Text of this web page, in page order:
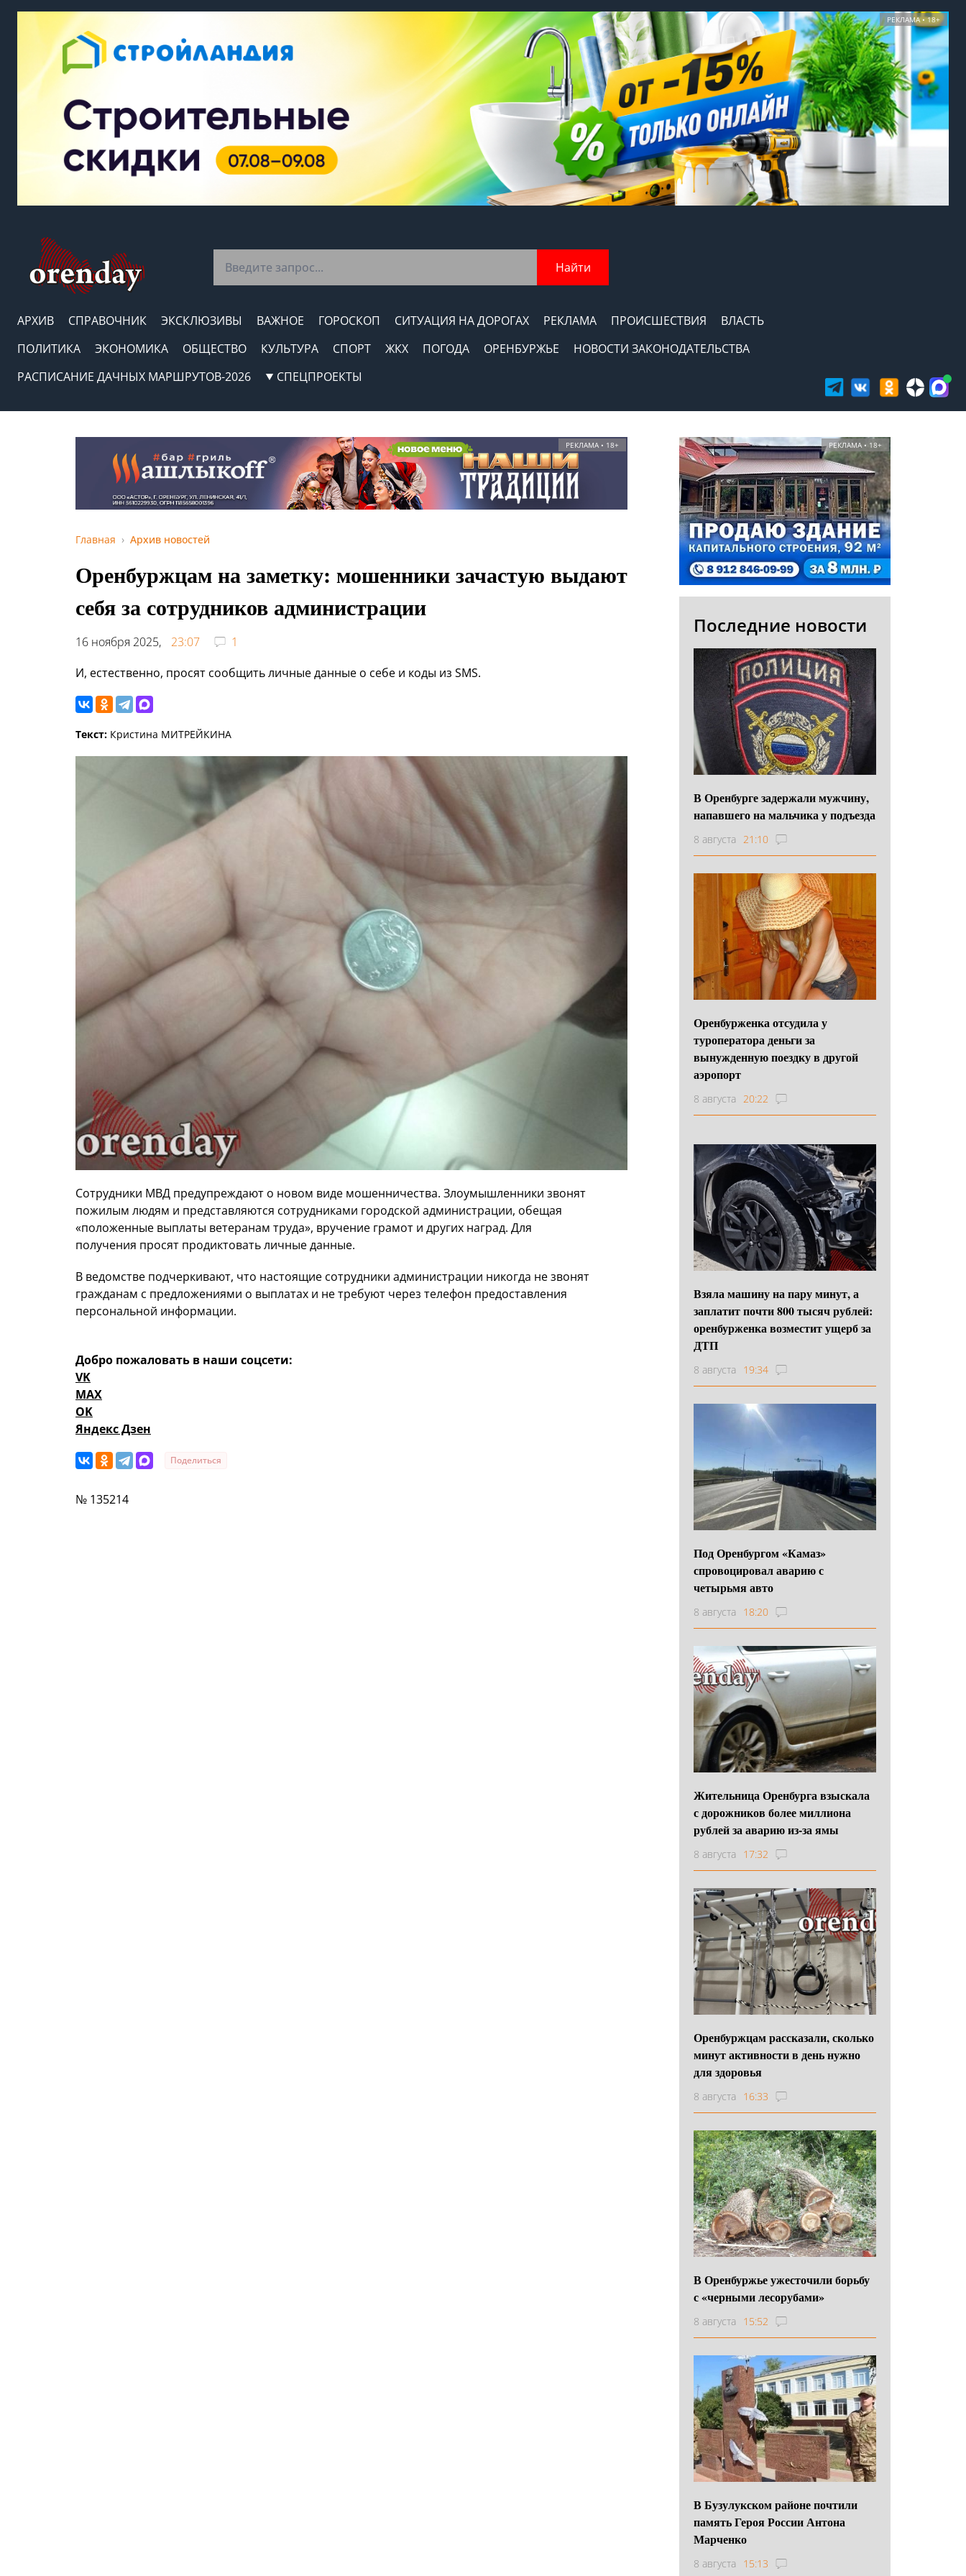
РЕКЛАМА • 18+
Найти
АРХИВ СПРАВОЧНИК ЭКСКЛЮЗИВЫ ВАЖНОЕ ГОРОСКОП СИТУАЦИЯ НА ДОРОГАХ РЕКЛАМА ПРОИСШЕСТВИЯ
ВЛАСТЬ
ПОЛИТИКА
ЭКОНОМИКА ОБЩЕСТВО КУЛЬТУРА СПОРТ ЖКХ ПОГОДА ОРЕНБУРЖЬЕ
НОВОСТИ ЗАКОНОДАТЕЛЬСТВА
РАСПИСАНИЕ ДАЧНЫХ МАРШРУТОВ-2026
СПЕЦПРОЕКТЫ
РЕКЛАМА • 18+
Главная Архив новостей
Оренбуржцам на заметку: мошенники зачастую выдают
себя за сотрудников администрации
16 ноября 2025, 23:07
1
И, естественно, просят сообщить личные данные о себе и коды из SMS.
Текст: Кристина МИТРЕЙКИНА
Сотрудники МВД предупреждают о новом виде мошенничества. Злоумышленники звонят
пожилым людям и представляются сотрудниками городской администрации, обещая
«положенные выплаты ветеранам труда», вручение грамот и других наград. Для
получения просят продиктовать личные данные.
В ведомстве подчеркивают, что настоящие сотрудники администрации никогда не звонят
гражданам с предложениями о выплатах и не требуют через телефон предоставления
персональной информации.
Добро пожаловать в наши соцсети:
VK
MAX
OK
Яндекс Дзен
Поделиться
№ 135214
РЕКЛАМА • 18+
Последние новости
В Оренбурге задержали мужчину,
напавшего на мальчика у подъезда
8 августа 21:10
Оренбурженка отсудила у
туроператора деньги за
вынужденную поездку в другой
аэропорт
8 августа 20:22
Взяла машину на пару минут, а
заплатит почти 800 тысяч рублей:
оренбурженка возместит ущерб за
ДТП
8 августа 19:34
Под Оренбургом «Камаз»
спровоцировал аварию с
четырьмя авто
8 августа 18:20
Жительница Оренбурга взыскала
с дорожников более миллиона
рублей за аварию из-за ямы
8 августа 17:32
Оренбуржцам рассказали, сколько
минут активности в день нужно
для здоровья
8 августа 16:33
В Оренбуржье ужесточили борьбу
с «черными лесорубами»
8 августа 15:52
В Бузулукском районе почтили
память Героя России Антона
Марченко
8 августа 15:13